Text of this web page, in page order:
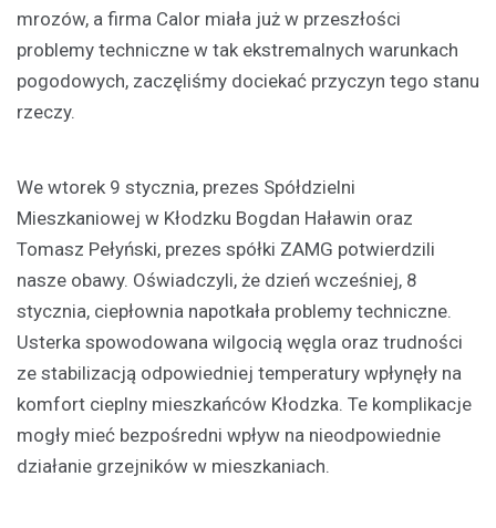
mrozów, a firma Calor miała już w przeszłości
problemy techniczne w tak ekstremalnych warunkach
pogodowych, zaczęliśmy dociekać przyczyn tego stanu
rzeczy.
We wtorek 9 stycznia, prezes Spółdzielni
Mieszkaniowej w Kłodzku Bogdan Haławin oraz
Tomasz Pełyński, prezes spółki ZAMG potwierdzili
nasze obawy. Oświadczyli, że dzień wcześniej, 8
stycznia, ciepłownia napotkała problemy techniczne.
Usterka spowodowana wilgocią węgla oraz trudności
ze stabilizacją odpowiedniej temperatury wpłynęły na
komfort cieplny mieszkańców Kłodzka. Te komplikacje
mogły mieć bezpośredni wpływ na nieodpowiednie
działanie grzejników w mieszkaniach.